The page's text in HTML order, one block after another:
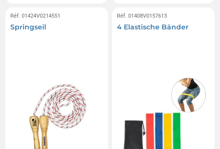
Réf. 01424V0214551
Springseil
Réf. 01408V0157613
4 Elastische Bänder